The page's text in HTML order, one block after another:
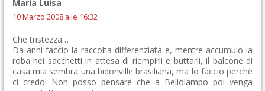
Maria Luisa
10 Marzo 2008 alle 16:32
Che tristezza…
Da anni faccio la raccolta differenziata e, mentre accumulo la
roba nei sacchetti in attesa di riempirli e buttarli, il balcone di
casa mia sembra una bidonville brasiliana, ma lo faccio perchè
ci credo! Non posso pensare che a Bellolampo poi venga